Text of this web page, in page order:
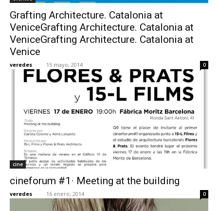
Grafting Architecture. Catalonia at
VeniceGrafting Architecture. Catalonia at
VeniceGrafting Architecture. Catalonia at
Venice
veredes - 15 mayo, 2014 0
cine
cineforum #1· Meeting at the building
veredes - 16 enero, 2014 0